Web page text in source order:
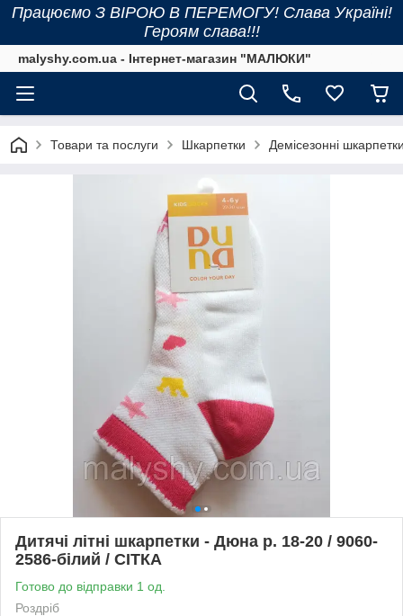
Працюємо З ВІРОЮ В ПЕРЕМОГУ! Слава Україні!
Героям слава!!!
malyshy.com.ua - Інтернет-магазин "МАЛЮКИ"
Товари та послуги Шкарпетки Демісезонні
Дитячі літні шкарпетки - Дюна р. 18-20 / 9060-
2586-білий / СІТКА
Готово до відправки 1 од.
Роздріб